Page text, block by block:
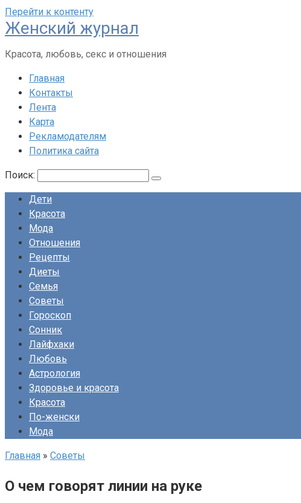
Перейти к контенту
Женский журнал
Красота, любовь, секс и отношения
Главная
Контакты
Лента
Карта
Рекламодателям
Политика сайта
Поиск:
Дети
Красота
Мода
Отношения
Рецепты
Диеты
Семья
Советы
Гороскоп
Сонник
Лайфхаки
Любовь
Астрология
Здоровье и красота
Красота
По-женски
Мода
Главная » Советы
О чем говорят линии на руке